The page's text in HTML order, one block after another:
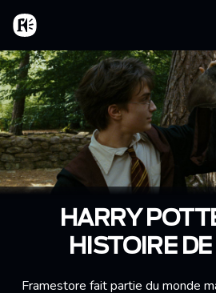
Aller au contenu principal
Accueil
HARRY
HISTOIRE
Framestore fait partie du monde